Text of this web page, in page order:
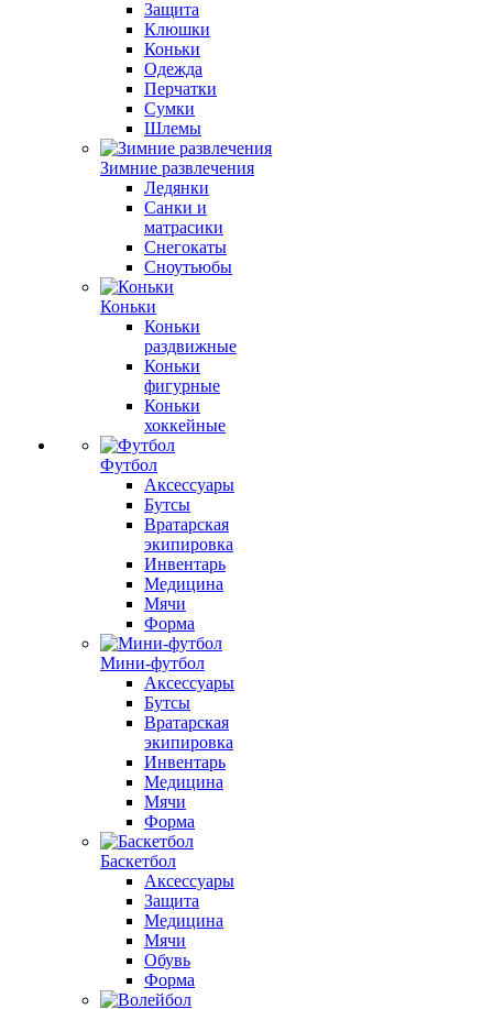
Защита
Клюшки
Коньки
Одежда
Перчатки
Сумки
Шлемы
Зимние развлечения
Ледянки
Санки и
матрасики
Снегокаты
Сноутьюбы
Коньки
Коньки
раздвижные
Коньки
фигурные
Коньки
хоккейные
Футбол
Аксессуары
Бутсы
Вратарская
экипировка
Инвентарь
Медицина
Мячи
Форма
Мини-футбол
Аксессуары
Бутсы
Вратарская
экипировка
Инвентарь
Медицина
Мячи
Форма
Баскетбол
Аксессуары
Защита
Медицина
Мячи
Обувь
Форма